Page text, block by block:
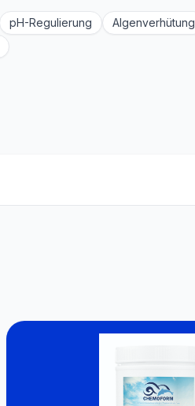
pH-Regulierung
Algenverhütung